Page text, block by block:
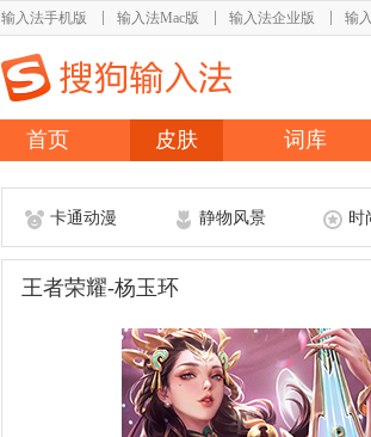
输入法手机版 输入法Mac版 输入法企业版 输
首页 皮肤 词库
卡通动漫 静物风景 时
王者荣耀-杨玉环